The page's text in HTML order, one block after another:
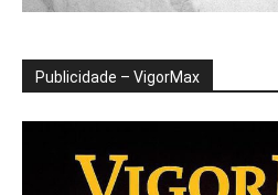
Publicidade – VigorMax